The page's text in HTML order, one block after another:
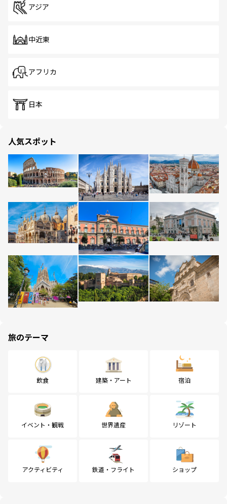
アジア
中近東
アフリカ
日本
人気スポット
旅のテーマ
飲食 建築・アート 宿泊
イベント・観戦 世界遺産 リゾート
アクティビティ 鉄道・フライト ショップ